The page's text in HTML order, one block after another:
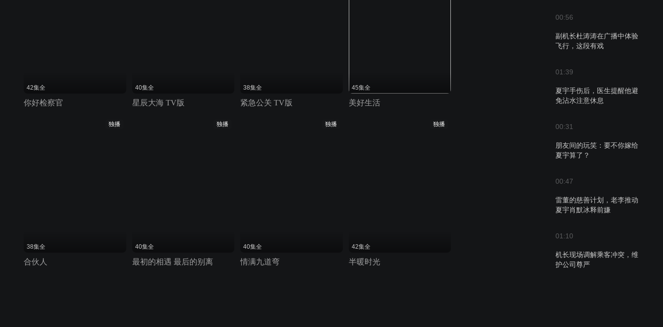
00:56
副机长杜涛涛在广播中体验
飞行，这段有戏
01:39
夏宇手伤后，医生提醒他避
免沾水注意休息
00:31
朋友间的玩笑：要不你嫁给
夏宇算了？
00:47
雷董的慈善计划，老李推动
夏宇肖默冰释前嫌
01:10
机长现场调解乘客冲突，维
护公司尊严
42集全
你好检察官
40集全
星辰大海 TV版
38集全
紧急公关 TV版
45集全
美好生活
独播
38集全
合伙人
独播
40集全
最初的相遇 最后的别离
独播
40集全
情满九道弯
独播
42集全
半暖时光